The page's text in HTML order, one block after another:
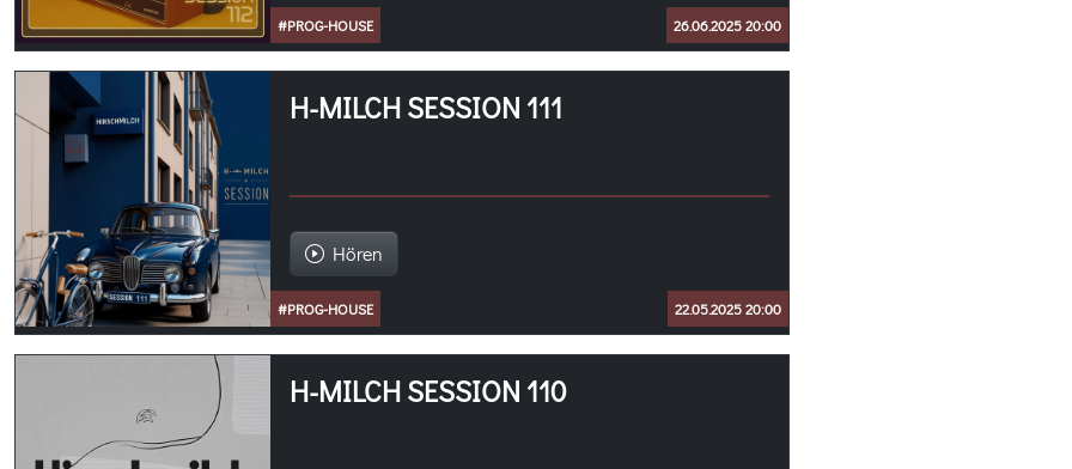
#PROG-HOUSE 26.06.2025 20:00
H-MILCH SESSION 111
Hören
#PROG-HOUSE 22.05.2025 20:00
H-MILCH SESSION 110